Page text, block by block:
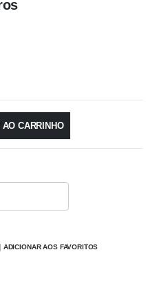
CARRINHO
ADICIONAR AOS FAVORITOS